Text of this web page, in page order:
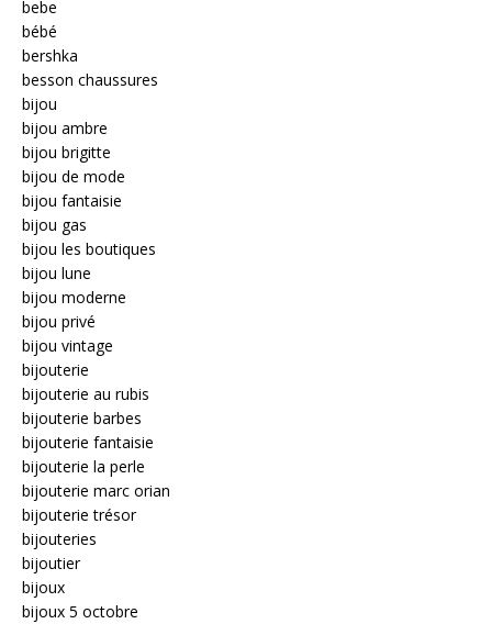
bebe
bébé
bershka
besson chaussures
bijou
bijou ambre
bijou brigitte
bijou de mode
bijou fantaisie
bijou gas
bijou les boutiques
bijou lune
bijou moderne
bijou privé
bijou vintage
bijouterie
bijouterie au rubis
bijouterie barbes
bijouterie fantaisie
bijouterie la perle
bijouterie marc orian
bijouterie trésor
bijouteries
bijoutier
bijoux
bijoux 5 octobre